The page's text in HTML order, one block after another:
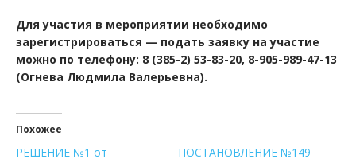
Для участия в мероприятии необходимо
зарегистрироваться — подать заявку на участие
можно по телефону: 8 (385-2) 53-83-20, 8-905-989-47-13
(Огнева Людмила Валерьевна).
Похожее
РЕШЕНИЕ №1 от
ПОСТАНОВЛЕНИЕ №149